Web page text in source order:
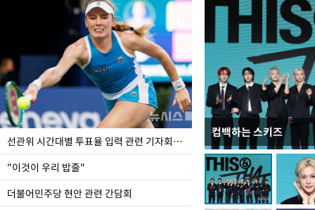
선관위 시간대별 투표율 입력 관련 기자회견하는 주진우 의원
"이것이 우리 밥줄"
더불어민주당 현안 관련 간담회
컴백하는 스키즈
이번주 국회에는 무